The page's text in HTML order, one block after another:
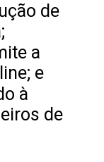
de
a
e
à
de